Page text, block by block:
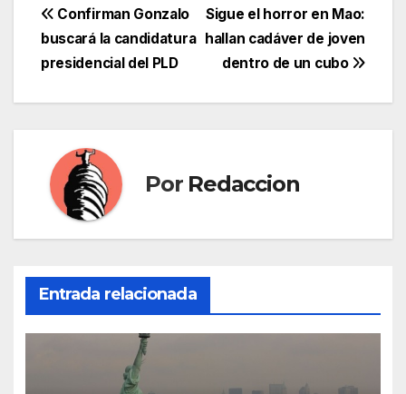
Navegación
de
entradas
Sigue el horror en Mao:
hallan cadáver de joven
dentro de un cubo
Confirman Gonzalo
buscará la candidatura
presidencial del PLD
Por Redaccion
Entrada relacionada